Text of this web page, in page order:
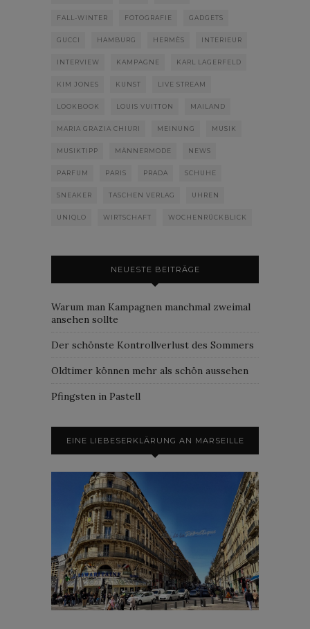
FALL-WINTER FOTOGRAFIE GADGETS
GUCCI HAMBURG HERMÈS INTERIEUR
INTERVIEW KAMPAGNE KARL LAGERFELD
KIM JONES KUNST LIVE STREAM
LOOKBOOK LOUIS VUITTON MAILAND
MARIA GRAZIA CHIURI MEINUNG MUSIK
MUSIKTIPP MÄNNERMODE NEWS
PARFUM PARIS PRADA SCHUHE
SNEAKER TASCHEN VERLAG UHREN
UNIQLO WIRTSCHAFT WOCHENRÜCKBLICK
NEUESTE BEITRÄGE
Warum man Kampagnen manchmal zweimal
ansehen sollte
Der schönste Kontrollverlust des Sommers
Oldtimer können mehr als schön aussehen
Pfingsten in Pastell
EINE LIEBESERKLÄRUNG AN MARSEILLE